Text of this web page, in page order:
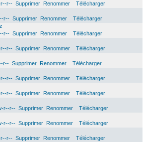
r-- Supprimer Renommer
Télécharger
r-- Supprimer Renommer
Télécharger
r-- Supprimer Renommer
Télécharger
r-- Supprimer Renommer
Télécharger
r-- Supprimer Renommer
Télécharger
r-- Supprimer Renommer
Télécharger
r-- Supprimer Renommer
Télécharger
r--r-- Supprimer Renommer
Télécharger
r--r-- Supprimer Renommer
Télécharger
r-- Supprimer Renommer
Télécharger